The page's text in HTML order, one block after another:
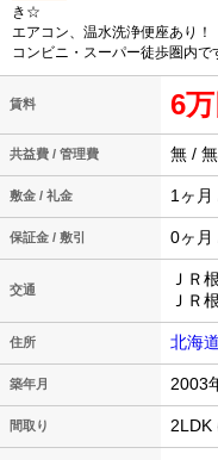
き☆
エアコン、温水洗浄便座あり！
コンビニ・スーパー徒歩圏内で
賃料 6万
共益費 / 管理費 無 / 無
敷金 / 礼金 1ヶ月
保証金 / 敷引 0ヶ月
交通
ＪＲ
ＪＲ
住所 北海
築年月 2003
間取り 2LDK